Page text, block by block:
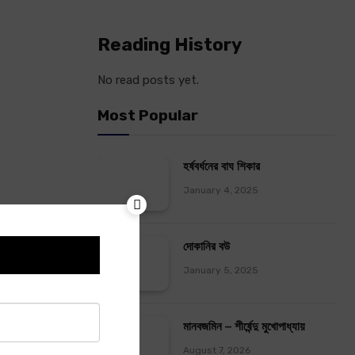
Reading History
No read posts yet.
Most Popular
হর্ষবর্ধনের বাঘ শিকার
January 4, 2025
দোকানির বউ
January 5, 2025
মানবজমিন – শীর্ষেন্দু মুখোপাধ্যায়
August 7, 2026